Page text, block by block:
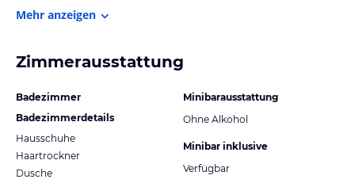
Mehr anzeigen
Zimmerausstattung
Badezimmer
Badezimmerdetails
Hausschuhe
Haartrockner
Dusche
Minibarausstattung
Ohne Alkohol
Minibar inklusive
Verfügbar